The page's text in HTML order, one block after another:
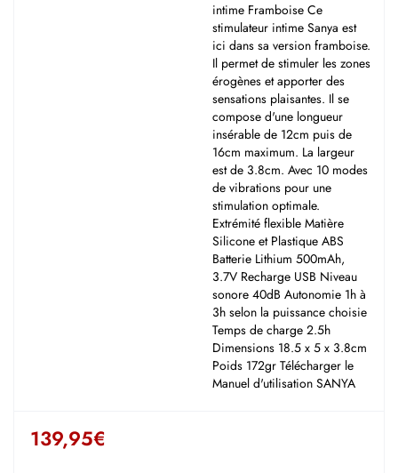
intime Framboise Ce
stimulateur intime Sanya est
ici dans sa version framboise.
Il permet de stimuler les zones
érogènes et apporter des
sensations plaisantes. Il se
compose d'une longueur
insérable de 12cm puis de
16cm maximum. La largeur
est de 3.8cm. Avec 10 modes
de vibrations pour une
stimulation optimale.
Extrémité flexible Matière
Silicone et Plastique ABS
Batterie Lithium 500mAh,
3.7V Recharge USB Niveau
sonore 40dB Autonomie 1h à
3h selon la puissance choisie
Temps de charge 2.5h
Dimensions 18.5 x 5 x 3.8cm
Poids 172gr Télécharger le
Manuel d'utilisation SANYA
139,95€